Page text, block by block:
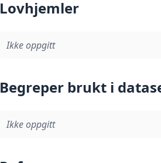
Lovhjemler
Ikke oppgitt
Begreper brukt i
Ikke oppgitt